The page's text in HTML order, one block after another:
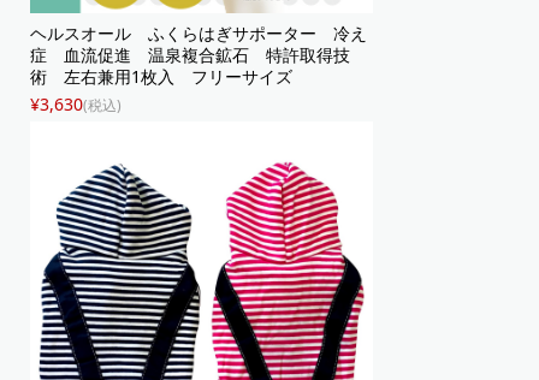
ヘルスオール ふくらはぎサポーター 冷え
症 血流促進 温泉複合鉱石 特許取得技
術 左右兼用1枚入 フリーサイズ
¥3,630(税込)